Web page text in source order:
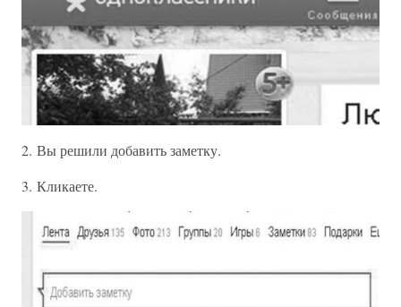
2. Вы решили добавить заметку.
3. Кликаете.